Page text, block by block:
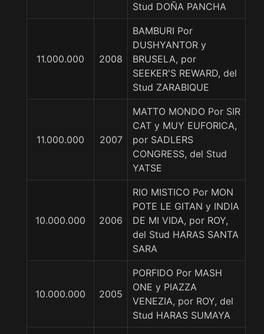
Stud DOÑA PANCHA
11.000.000 2008
BAMBURI Por
DUSHYANTOR y
BRUSELA, por
SEEKER'S REWARD, del
Stud ZARABIQUE
11.000.000 2007
MATTO MONDO Por SIR
CAT y MUY EUFORICA,
por SADLERS
CONGRESS, del Stud
YATSE
10.000.000 2006
RIO MISTICO Por MON
POTE LE GITAN y INDIA
DE MI VIDA, por ROY,
del Stud HARAS SANTA
SARA
10.000.000 2005
PORFIDO Por MASH
ONE y PIAZZA
VENEZIA, por ROY, del
Stud HARAS SUMAYA